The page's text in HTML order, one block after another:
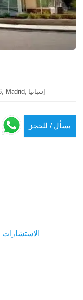
C/General Oráa, 47 (Esquina Castelló), 28006, Madrid, إسبانيا
بسأل / للحجز